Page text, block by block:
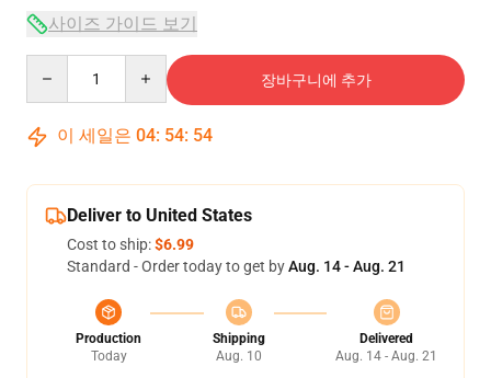
사이즈 가이드 보기
장바구니에 추가
이 세일은 04: 54: 53
Deliver to United States
Cost to ship:$6.99
Standard - Order today to get byAug. 14 - Aug. 21
Production
Today
Shipping
Aug. 10
Delivered
Aug. 14 - Aug. 21